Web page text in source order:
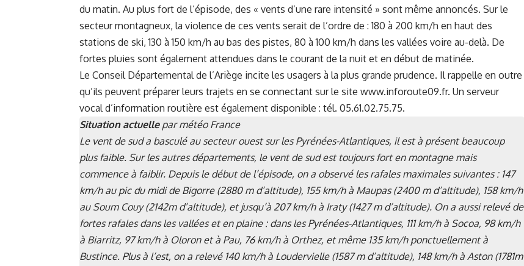
du matin. Au plus fort de l’épisode, des « vents d’une rare intensité » sont même annoncés. Sur le
secteur montagneux, la violence de ces vents serait de l’ordre de : 180 à 200 km/h en haut des
stations de ski, 130 à 150 km/h au bas des pistes, 80 à 100 km/h dans les vallées voire au-delà. De
fortes pluies sont également attendues dans le courant de la nuit et en début de matinée.
Le Conseil Départemental de l’Ariège incite les usagers à la plus grande prudence. Il rappelle en outre
qu’ils peuvent préparer leurs trajets en se connectant sur le site www.inforoute09.fr. Un serveur
vocal d’information routière est également disponible : tél. 05.61.02.75.75.
Situation actuelle par météo France
Le vent de sud a basculé au secteur ouest sur les Pyrénées-Atlantiques, il est à présent beaucoup
plus faible. Sur les autres départements, le vent de sud est toujours fort en montagne mais
commence à faiblir. Depuis le début de l’épisode, on a observé les rafales maximales suivantes : 147
km/h au pic du midi de Bigorre (2880 m d’altitude), 155 km/h à Maupas (2400 m d’altitude), 158 km/h
au Soum Couy (2142m d’altitude), et jusqu’à 207 km/h à Iraty (1427 m d’altitude). On a aussi relevé de
fortes rafales dans les vallées et en plaine : dans les Pyrénées-Atlantiques, 111 km/h à Socoa, 98 km/h
à Biarritz, 97 km/h à Oloron et à Pau, 76 km/h à Orthez, et même 135 km/h ponctuellement à
Bustince. Plus à l’est, on a relevé 140 km/h à Loudervielle (1587 m d’altitude), 148 km/h à Aston (1781m